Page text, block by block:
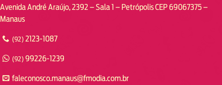
Avenida André Araújo, 2392 – Sala 1 – Petrópolis CEP 69067375 –
Manaus
(92) 2123-1087
(92) 99226-1239
faleconosco.manaus@fmodia.com.br